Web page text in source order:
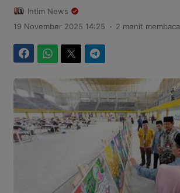
Intim News
19 November 2025 14:25 . 2 menit membaca